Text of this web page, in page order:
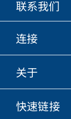
联系我们
连接
抖音
快手
优酷
关于
关于我们
快速链接